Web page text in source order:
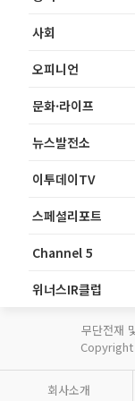
사회
오피니언
문화·라이프
뉴스발전소
이투데이TV
스페셜리포트
Channel 5
위너스IR클럽
무단전재
회사소개